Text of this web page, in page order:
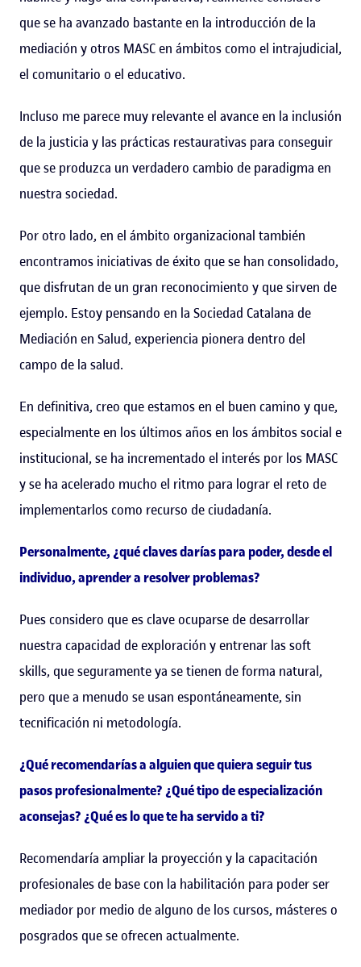
que se ha avanzado bastante en la introducción de la
mediación y otros MASC en ámbitos como el intrajudicial,
el comunitario o el educativo.
Incluso me parece muy relevante el avance en la inclusión
de la justicia y las prácticas restaurativas para conseguir
que se produzca un verdadero cambio de paradigma en
nuestra sociedad.
Por otro lado, en el ámbito organizacional también
encontramos iniciativas de éxito que se han consolidado,
que disfrutan de un gran reconocimiento y que sirven de
ejemplo. Estoy pensando en la Sociedad Catalana de
Mediación en Salud, experiencia pionera dentro del
campo de la salud.
En definitiva, creo que estamos en el buen camino y que,
especialmente en los últimos años en los ámbitos social e
institucional, se ha incrementado el interés por los MASC
y se ha acelerado mucho el ritmo para lograr el reto de
implementarlos como recurso de ciudadanía.
Personalmente, ¿qué claves darías para poder, desde el
individuo, aprender a resolver problemas?
Pues considero que es clave ocuparse de desarrollar
nuestra capacidad de exploración y entrenar las soft
skills, que seguramente ya se tienen de forma natural,
pero que a menudo se usan espontáneamente, sin
tecnificación ni metodología.
¿Qué recomendarías a alguien que quiera seguir tus
pasos profesionalmente? ¿Qué tipo de especialización
aconsejas? ¿Qué es lo que te ha servido a ti?
Recomendaría ampliar la proyección y la capacitación
profesionales de base con la habilitación para poder ser
mediador por medio de alguno de los cursos, másteres o
posgrados que se ofrecen actualmente.